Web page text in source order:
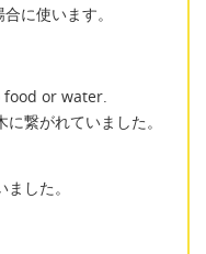
に使います。
or water.
繋がれていました。
した。